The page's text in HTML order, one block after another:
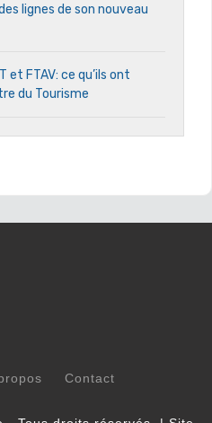
lignes de son nouveau
et FTAV: ce qu’ils ont
du Tourisme
Contact